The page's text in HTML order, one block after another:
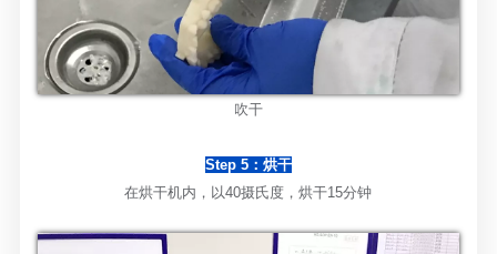
吹干
Step 5：烘干
在烘干机内，以40摄氏度，烘干15分钟